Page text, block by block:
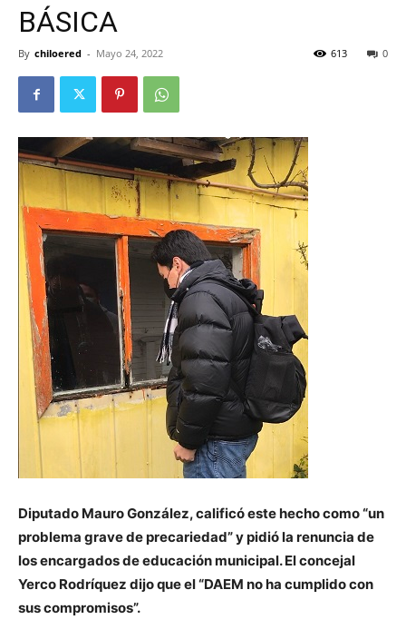
BÁSICA
By chiloered - Mayo 24, 2022 0
613
Diputado Mauro González, calificó este hecho como “un
problema grave de precariedad” y pidió la renuncia de
los encargados de educación municipal. El concejal
Yerco Rodríquez dijo que el “DAEM no ha cumplido con
sus compromisos”.